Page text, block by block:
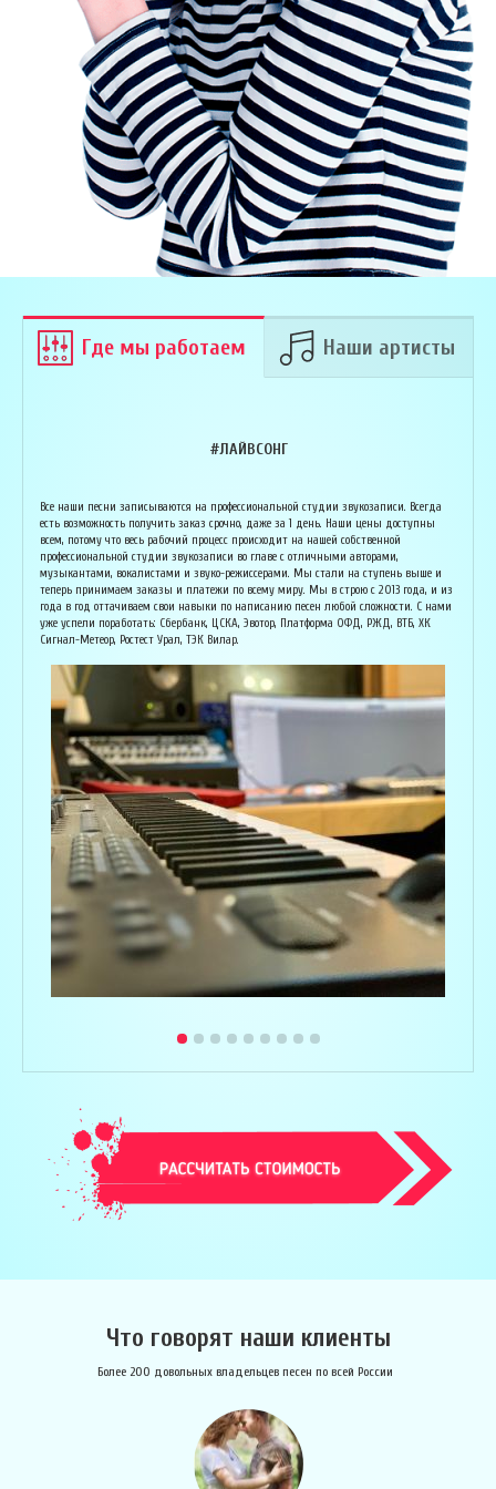
Где мы работаем Наши артисты
#ЛАЙВСОНГ
Все наши песни записываются на профессиональной студии звукозаписи. Всегда
есть возможность получить заказ срочно, даже за 1 день. Наши цены доступны
всем, потому что весь рабочий процесс происходит на нашей собственной
профессиональной студии звукозаписи во главе с отличными авторами,
музыкантами, вокалистами и звуко-режиссерами. Мы стали на ступень выше и
теперь принимаем заказы и платежи по всему миру. Мы в строю с 2013 года, и из
года в год оттачиваем свои навыки по написанию песен любой сложности. С нами
уже успели поработать: Сбербанк, ЦСКА, Эвотор, Платформа ОФД, РЖД, ВТБ, ХК
Сигнал-Метеор, Ростест Урал, ТЭК Вилар.
Армен Алавердян
Основатель организации "Лайвсонг". С детства занимается музыкой, пишет
аранжировки, делает сведение и мастеринг на профессиональном уровне.
Может сделать коммерческий звук даже по записи с диктофона :) Состоит в
дуэте "Ag Jan", и выступает на концертах по всей России. Снимает клипы
вместе со своими музыкантами, и они собирают более 1 млн. просмотров на
ютубе! В основном пишет песни о любви, семье и ценностях жизни. Армен
сделает из вашей истории настоящую конфетку, обращайтесь!
Исполнитель, звукорежиссёр
Что говорят наши клиенты
Более 200 довольных владельцев песен по всей России